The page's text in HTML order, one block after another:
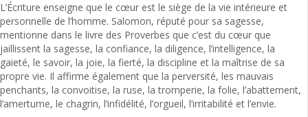
L’Écriture enseigne que le cœur est le siège de la vie intérieure et
personnelle de l’homme. Salomon, réputé pour sa sagesse,
mentionne dans le livre des Proverbes que c’est du cœur que
jaillissent la sagesse, la confiance, la diligence, l’intelligence, la
gaieté, le savoir, la joie, la fierté, la discipline et la maîtrise de sa
propre vie. Il affirme également que la perversité, les mauvais
penchants, la convoitise, la ruse, la tromperie, la folie, l’abattement,
l’amertume, le chagrin, l’infidélité, l’orgueil, l’irritabilité et l’envie.